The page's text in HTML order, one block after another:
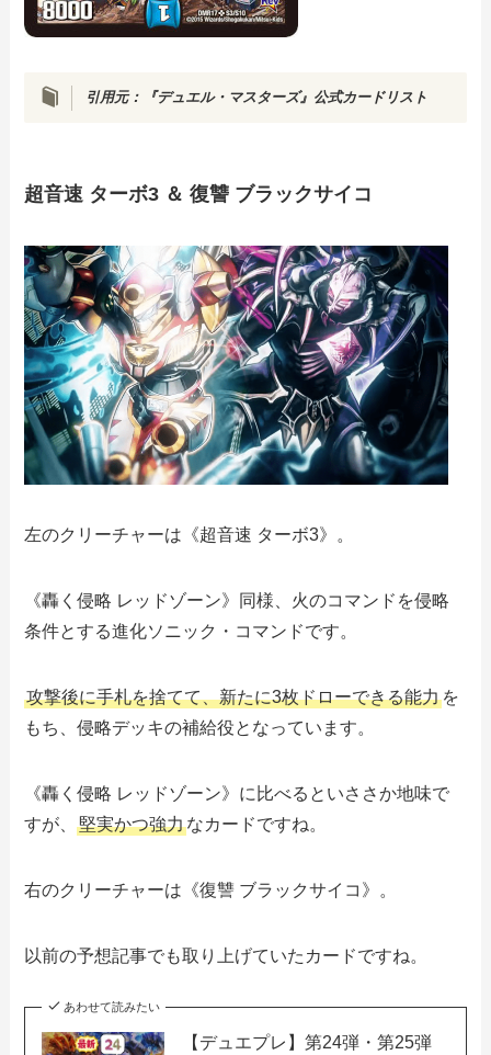
引用元：『デュエル・マスターズ』公式カードリスト
超音速 ターボ3 ＆ 復讐 ブラックサイコ
左のクリーチャーは《超音速 ターボ3》。
《轟く侵略 レッドゾーン》同様、火のコマンドを侵略
条件とする進化ソニック・コマンドです。
攻撃後に手札を捨てて、新たに3枚ドローできる能力 を
もち、侵略デッキの補給役となっています。
《轟く侵略 レッドゾーン》に比べるといささか地味で
すが、堅実かつ強力なカードですね。
右のクリーチャーは《復讐 ブラックサイコ》。
以前の予想記事でも取り上げていたカードですね。
あわせて読みたい
【デュエプレ】第24弾・第25弾